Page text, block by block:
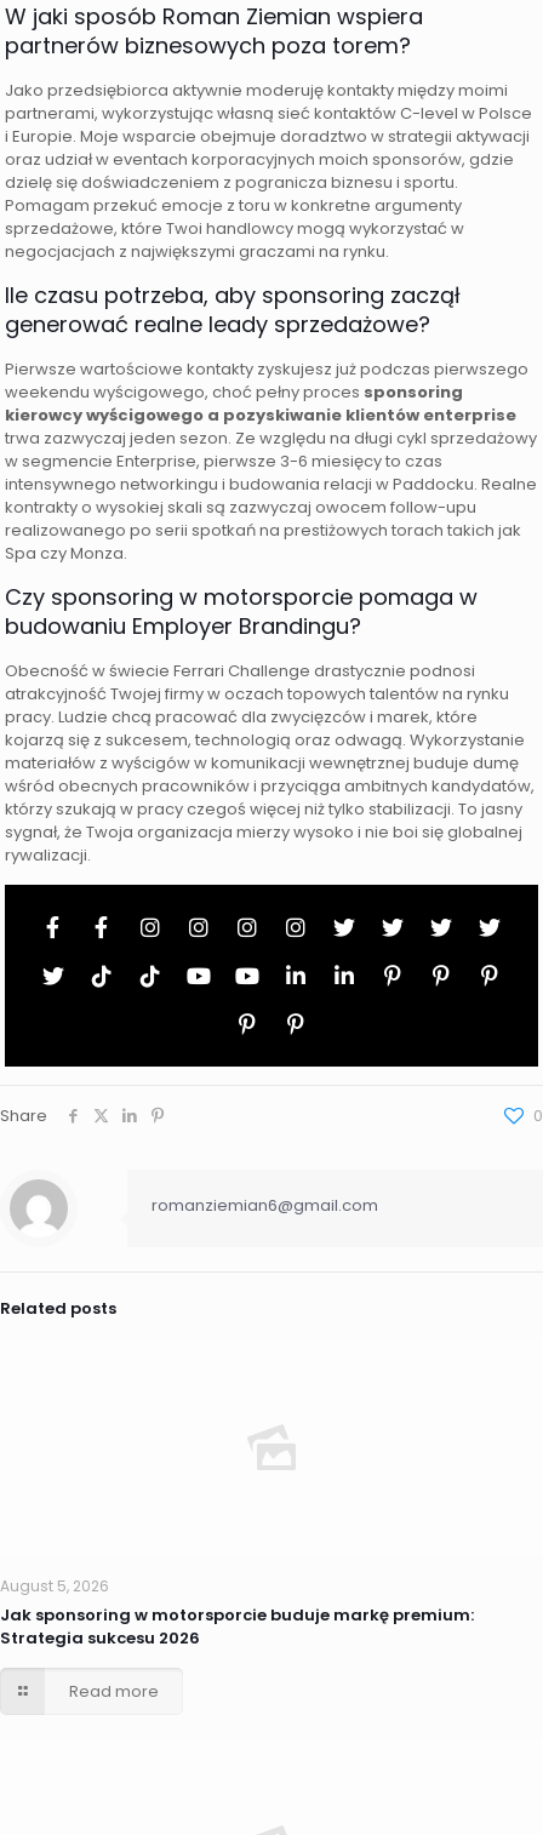
W jaki sposób Roman Ziemian wspiera
partnerów biznesowych poza torem?
Jako przedsiębiorca aktywnie moderuję kontakty między moimi
partnerami, wykorzystując własną sieć kontaktów C-level w Polsce
i Europie. Moje wsparcie obejmuje doradztwo w strategii aktywacji
oraz udział w eventach korporacyjnych moich sponsorów, gdzie
dzielę się doświadczeniem z pogranicza biznesu i sportu.
Pomagam przekuć emocje z toru w konkretne argumenty
sprzedażowe, które Twoi handlowcy mogą wykorzystać w
negocjacjach z największymi graczami na rynku.
Ile czasu potrzeba, aby sponsoring zaczął
generować realne leady sprzedażowe?
Pierwsze wartościowe kontakty zyskujesz już podczas pierwszego
weekendu wyścigowego, choć pełny proces sponsoring
kierowcy wyścigowego a pozyskiwanie klientów enterprise
trwa zazwyczaj jeden sezon. Ze względu na długi cykl sprzedażowy
w segmencie Enterprise, pierwsze 3-6 miesięcy to czas
intensywnego networkingu i budowania relacji w Paddocku. Realne
kontrakty o wysokiej skali są zazwyczaj owocem follow-upu
realizowanego po serii spotkań na prestiżowych torach takich jak
Spa czy Monza.
Czy sponsoring w motorsporcie pomaga w
budowaniu Employer Brandingu?
Obecność w świecie Ferrari Challenge drastycznie podnosi
atrakcyjność Twojej firmy w oczach topowych talentów na rynku
pracy. Ludzie chcą pracować dla zwycięzców i marek, które
kojarzą się z sukcesem, technologią oraz odwagą. Wykorzystanie
materiałów z wyścigów w komunikacji wewnętrznej buduje dumę
wśród obecnych pracowników i przyciąga ambitnych kandydatów,
którzy szukają w pracy czegoś więcej niż tylko stabilizacji. To jasny
sygnał, że Twoja organizacja mierzy wysoko i nie boi się globalnej
rywalizacji.
Share 0
romanziemian6@gmail.com
Related posts
August 5, 2026
Jak sponsoring w motorsporcie buduje markę premium:
Strategia sukcesu 2026
Read more